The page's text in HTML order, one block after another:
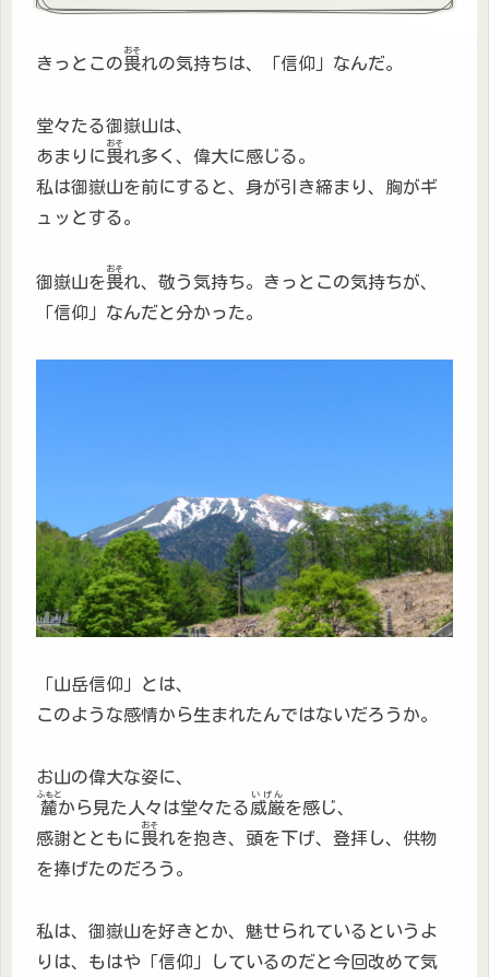
きっとこの畏
おそ
れの気持ちは、「信仰」なんだ。
堂々たる御嶽山は、
あまりに畏
おそ
れ多く、偉大に感じる。
私は御嶽山を前にすると、身が引き締まり、胸がギ
ュッとする。
御嶽山を畏
おそ
れ、敬う気持ち。きっとこの気持ちが、
「信仰」なんだと分かった。
「山岳信仰」とは、
このような感情から生まれたんではないだろうか。
お山の偉大な姿に、
麓
ふもと
から見た人々は堂々たる威厳
いげん
を感じ、
感謝とともに畏
おそ
れを抱き、頭を下げ、登拝し、供物
を捧げたのだろう。
私は、御嶽山を好きとか、魅せられているというよ
りは、もはや「信仰」しているのだと今回改めて気